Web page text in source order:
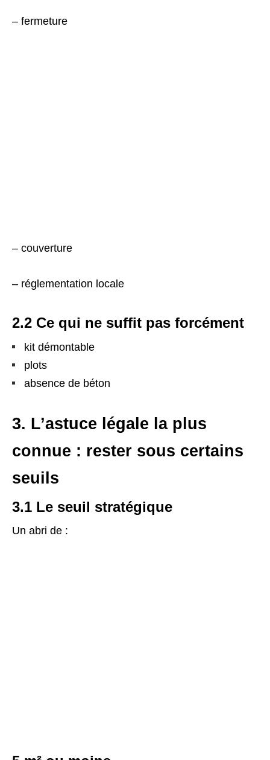
– fermeture
– couverture
– réglementation locale
2.2 Ce qui ne suffit pas forcément
kit démontable
plots
absence de béton
3. L’astuce légale la plus
connue : rester sous certains
seuils
3.1 Le seuil stratégique
Un abri de :